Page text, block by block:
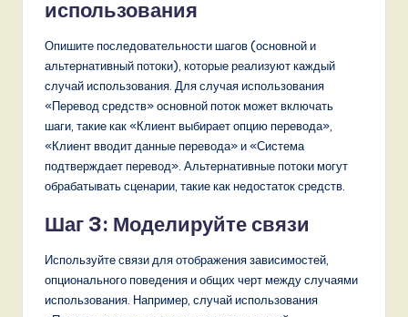
использования
Опишите последовательности шагов (основной и
альтернативный потоки), которые реализуют каждый
случай использования. Для случая использования
«Перевод средств» основной поток может включать
шаги, такие как «Клиент выбирает опцию перевода»,
«Клиент вводит данные перевода» и «Система
подтверждает перевод». Альтернативные потоки могут
обрабатывать сценарии, такие как недостаток средств.
Шаг 3: Моделируйте связи
Используйте связи для отображения зависимостей,
опционального поведения и общих черт между случаями
использования. Например, случай использования